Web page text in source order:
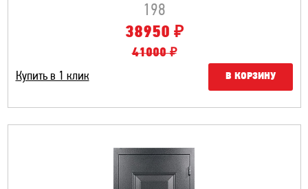
198
38950 ₽
41000 ₽
Купить в 1 клик
В КОРЗИНУ